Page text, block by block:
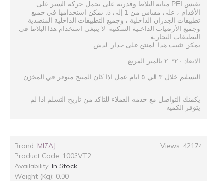
تقيس متانة البلاط وقدرته على تحمل حركة السير على
الأقدام ، على مقياس من إلى يمكن استخدامها في جميع
تطبيقات
الجدران الداخلية ، وجميع التطبيقات الداخلية
المنضدية
وجميع
الأرضيات الداخلية السكنية لا ينبغي استخدام هذا البلاط في
التطبيقات
التجارية
يمكن تثبيت هذا المنتج على جدار الدش
الابعاد ٢٠* ٢٠ بالمتر المربع
التسليم خلال ٣ الي ٥ ايام عمل اذا كان المنتج متوفر في المخزن
يكمنك التواصل مع خدمه العملاء للتاكد من تاريخ التسلم اذا
لم
يتوفر
الكميه
Views: 42174
Brand: MIZAJ
Product Code: 1003VT2
Availability: In Stock
Weight (Kg): 0.00